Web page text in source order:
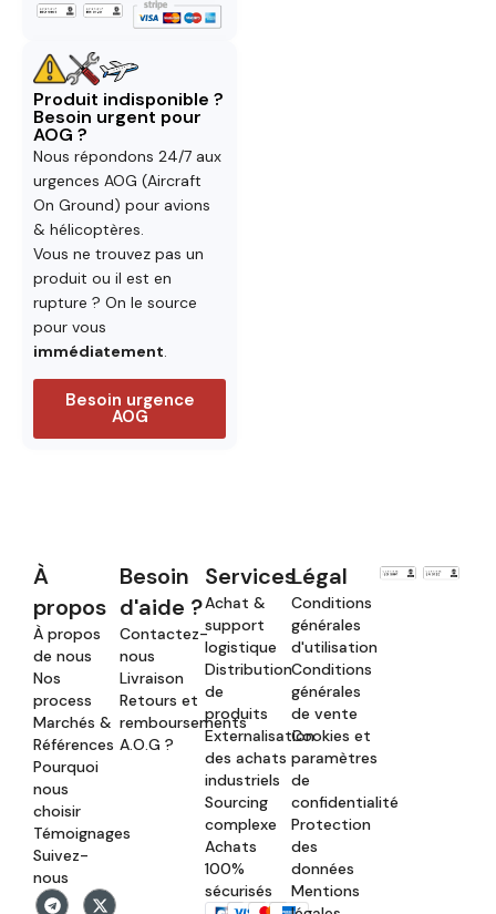
Produit indisponible ?
Besoin urgent pour
AOG ?
Nous répondons 24/7 aux
urgences AOG (Aircraft
On Ground) pour avions
& hélicoptères.
Vous ne trouvez pas un
produit ou il est en
rupture ? On le source
pour vous
immédiatement.
Besoin urgence
AOG
À
propos
À propos
de nous
Nos
process
Marchés &
Références
Pourquoi
nous
choisir
Témoignages
Suivez-
nous
Besoin
d'aide ?
Contactez-
nous
Livraison
Retours et
remboursements
A.O.G ?
Services
Achat &
support
logistique
Distribution
de
produits
Externalisation
des achats
industriels
Sourcing
complexe
Achats
100%
sécurisés
Légal
Conditions
générales
d'utilisation
Conditions
générales
de vente
Cookies et
paramètres
de
confidentialité
Protection
des
données
Mentions